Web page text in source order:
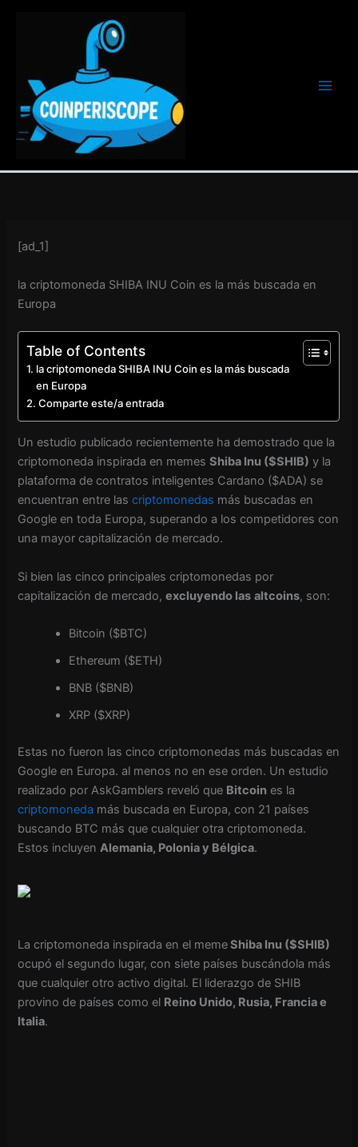
[ad_1]
la criptomoneda SHIBA INU Coin es la más buscada en
Europa
Table of Contents
la criptomoneda SHIBA INU Coin es la más buscada
en Europa
Comparte este/a entrada
Un estudio publicado recientemente ha demostrado que la
criptomoneda inspirada en memesShiba Inu ($SHIB) y la
plataforma de contratos inteligentes Cardano ($ADA) se
encuentran entre lascriptomonedas más buscadas en
Google en toda Europa, superando a los competidores con
una mayor capitalización de mercado.
Si bien las cinco principales criptomonedas por
capitalización de mercado,excluyendo las altcoins, son:
Bitcoin ($BTC)
Ethereum ($ETH)
BNB ($BNB)
XRP ($XRP)
Estas no fueron las cinco criptomonedas más buscadas en
Google en Europa. al menos no en ese orden. Un estudio
realizado por AskGamblers reveló que Bitcoin es la
criptomoneda más buscada en Europa, con 21 países
buscando BTC más que cualquier otra criptomoneda.
Estos incluyenAlemania, Polonia y Bélgica.
La criptomoneda inspirada en el memeShiba Inu ($SHIB)
ocupó el segundo lugar, con siete países buscándola más
que cualquier otro activo digital. El liderazgo de SHIB
provino de países como el Reino Unido, Rusia, Francia e
Italia.